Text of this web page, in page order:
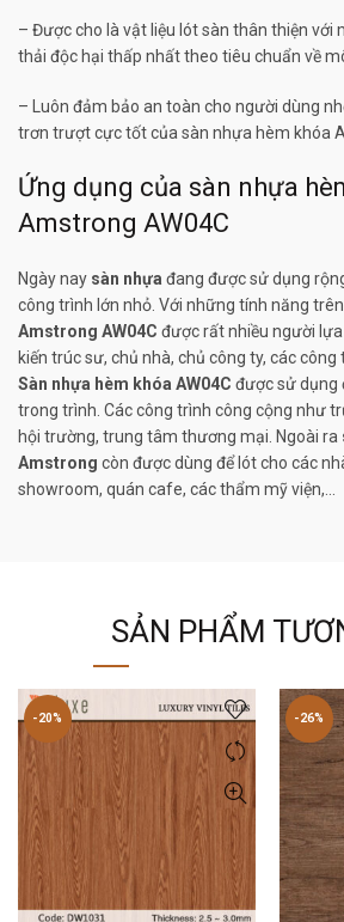
– Được cho là vật liệu lót sàn thân thiện với
thải độc hại thấp nhất theo tiêu chuẩn về
– Luôn đảm bảo an toàn cho người dùng
trơn trượt cực tốt của sàn nhựa hèm khóa
Ứng dụng của sàn nhựa
Amstrong AW04C
Ngày nay sàn nhựa đang được sử dụng
công trình lớn nhỏ. Với những tính năng trên
Amstrong AW04C được rất nhiều người
kiến trúc sư, chủ nhà, chủ công ty, các công
Sàn nhựa hèm khóa AW04C được sử dụng
trong trình. Các công trình công cộng như
hội trường, trung tâm thương mại. Ngoài ra
Amstrong còn được dùng để lót cho các
showroom, quán cafe, các thẩm mỹ viện,…
SẢN PHẨM
-20% -26%